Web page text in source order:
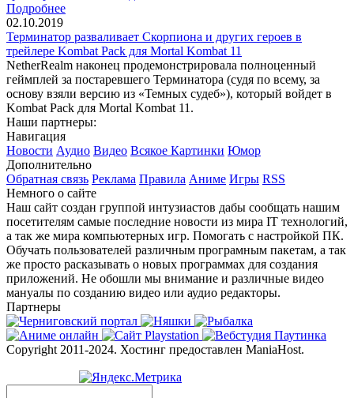
Подробнее
02.10.2019
Терминатор разваливает Скорпиона и других героев в
трейлере Kombat Pack для Mortal Kombat 11
NetherRealm наконец продемонстрировала полноценный
геймплей за постаревшего Терминатора (судя по всему, за
основу взяли версию из «Темных судеб»), который войдет в
Kombat Pack для Mortal Kombat 11.
Наши партнеры:
Навигация
Новости Аудио Видео Всякое Картинки Юмор
Дополнительно
Обратная связь Реклама Правила Аниме Игры RSS
Немного о сайте
Наш сайт создан группой интузиастов дабы сообщать нашим
посетителям самые последние новости из мира IT технологий,
а так же мира компьютерных игр. Помогать с настройкой ПК.
Обучать пользователей различным програмным пакетам, а так
же просто расказывать о новых программах для создания
приложений. Не обошли мы внимание и различные видео
мануалы по созданию видео или аудио редакторы.
Партнеры
Copyright 2011-2024. Хостинг предоставлен ManiaHost.